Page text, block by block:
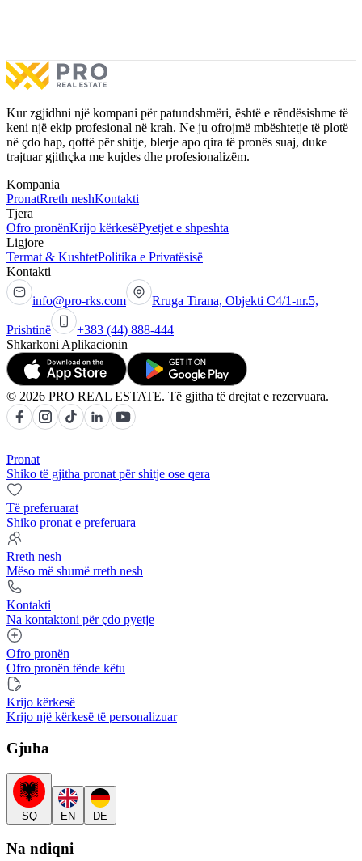
Kur zgjidhni një kompani për patundshmëri, është e rëndësishme të
keni një ekip profesional në krah. Ne ju ofrojmë mbështetje të plotë
në çdo hap, qoftë për shitje, blerje apo qira të pronës suaj, duke
trajtuar gjithçka me kujdes dhe profesionalizëm.
Kompania
PronatRreth neshKontakti
Tjera
Ofro pronënKrijo kërkesëPyetjet e shpeshta
Ligjore
Termat & KushtetPolitika e Privatësisë
Kontakti
info@pro-rks.com Rruga Tirana, Objekti C4/1-nr.5,
Prishtinë
+383 (44) 888-444
Shkarkoni Aplikacionin
© 2026 PRO REAL ESTATE. Të gjitha të drejtat e rezervuara.
Pronat
Shiko të gjitha pronat për shitje ose qera
Të preferuarat
Shiko pronat e preferuara
Rreth nesh
Mëso më shumë rreth nesh
Kontakti
Na kontaktoni për çdo pyetje
Ofro pronën
Ofro pronën tënde këtu
Krijo kërkesë
Krijo një kërkesë të personalizuar
Gjuha
SQ EN DE
Na ndiqni